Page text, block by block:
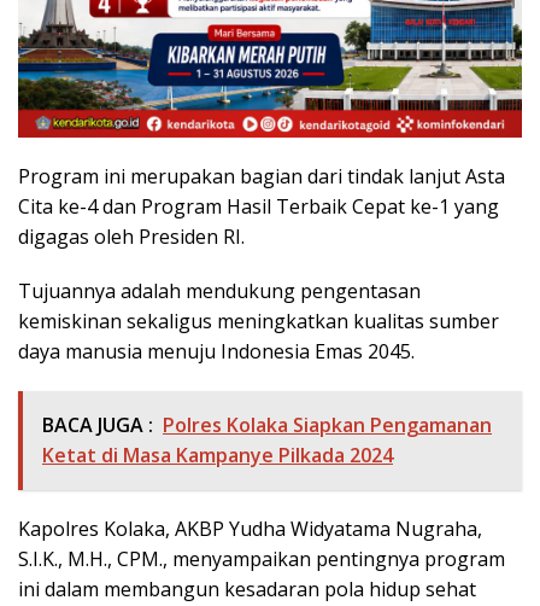
Program ini merupakan bagian dari tindak lanjut Asta
Cita ke-4 dan Program Hasil Terbaik Cepat ke-1 yang
digagas oleh Presiden RI.
Tujuannya adalah mendukung pengentasan
kemiskinan sekaligus meningkatkan kualitas sumber
daya manusia menuju Indonesia Emas 2045.
BACA JUGA : Polres Kolaka Siapkan Pengamanan
Ketat di Masa Kampanye Pilkada 2024
Kapolres Kolaka, AKBP Yudha Widyatama Nugraha,
S.I.K., M.H., CPM., menyampaikan pentingnya program
ini dalam membangun kesadaran pola hidup sehat